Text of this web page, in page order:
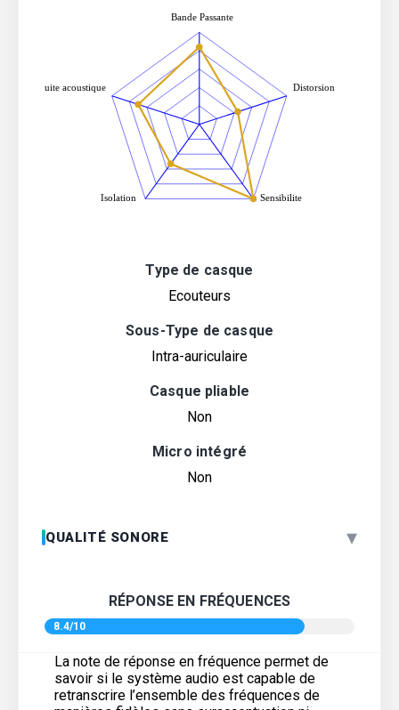
Type de casque
Ecouteurs
Sous-Type de casque
Intra-auriculaire
Casque pliable
Non
Micro intégré
Non
QUALITÉ SONORE ▾
RÉPONSE EN FRÉQUENCES
8.4/10
La note de réponse en fréquence permet de
savoir si le système audio est capable de
retranscrire l’ensemble des fréquences de